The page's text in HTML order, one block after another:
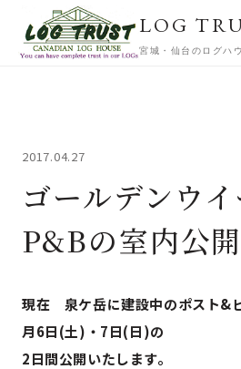
LOG
宮城・仙台のログハ
2017.04.27
ゴールデンウ
P&Bの室内公開
現在 泉ケ岳に建設中のポスト&
月6日(土)・7日(日)の
2日間公開いたします。